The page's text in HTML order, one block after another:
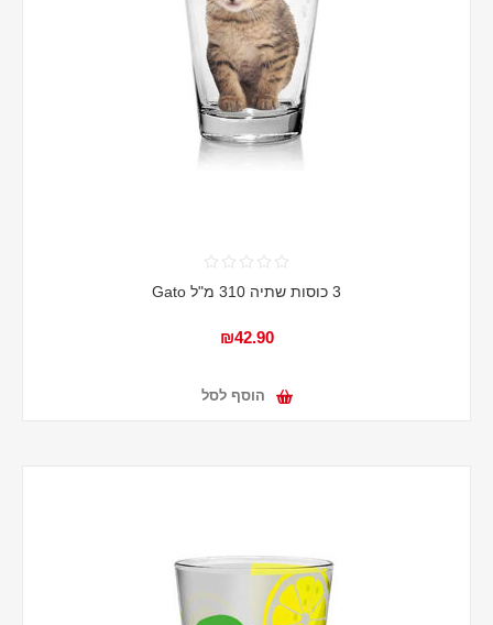
3 כוסות שתיה 310 מ"ל Gato
₪42.90
הוסף לסל